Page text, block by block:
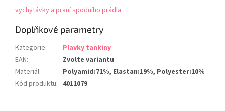
vychytávky a praní spodního prádla
Doplňkové parametry
Kategorie:
Plavky tankiny
EAN:
Zvolte variantu
Materiál:
Polyamid:71%, Elastan:19%, Polyester:10%
Kód produktu: 4011079